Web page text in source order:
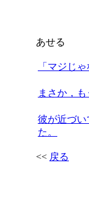
あせる
「マジじ
まさか，
彼が近づ
た。
<< 戻る